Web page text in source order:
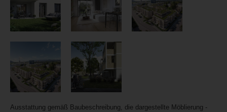
Ausstattung gemäß Baubeschreibung, die dargestellte Möblierung -